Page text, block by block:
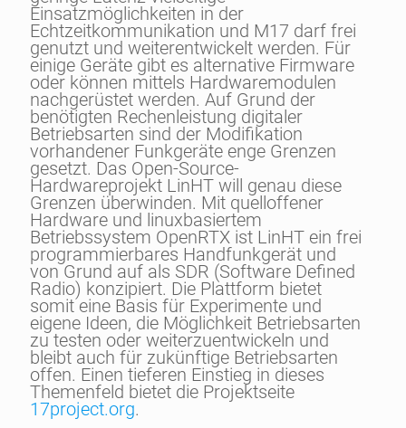
Einsatzmöglichkeiten in der
Echtzeitkommunikation und M17 darf frei
genutzt und weiterentwickelt werden. Für
einige Geräte gibt es alternative Firmware
oder können mittels Hardwaremodulen
nachgerüstet werden. Auf Grund der
benötigten Rechenleistung digitaler
Betriebsarten sind der Modifikation
vorhandener Funkgeräte enge Grenzen
gesetzt. Das Open-Source-
Hardwareprojekt LinHT will genau diese
Grenzen überwinden. Mit quelloffener
Hardware und linuxbasiertem
Betriebssystem OpenRTX ist LinHT ein frei
programmierbares Handfunkgerät und
von Grund auf als SDR (Software Defined
Radio) konzipiert. Die Plattform bietet
somit eine Basis für Experimente und
eigene Ideen, die Möglichkeit Betriebsarten
zu testen oder weiterzuentwickeln und
bleibt auch für zukünftige Betriebsarten
offen. Einen tieferen Einstieg in dieses
Themenfeld bietet die Projektseite
17project.org.